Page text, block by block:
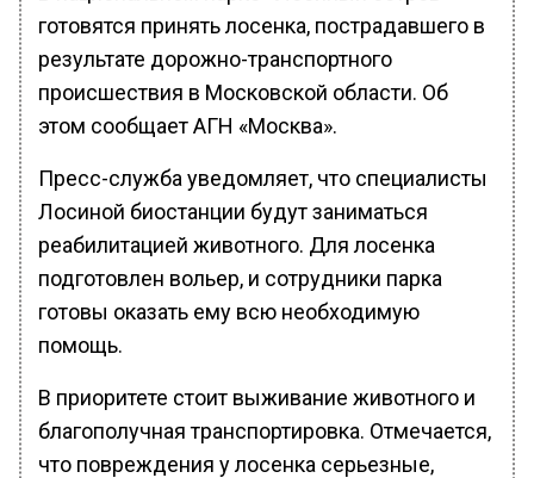
готовятся принять лосенка, пострадавшего в
результате дорожно-транспортного
происшествия в Московской области. Об
этом сообщает АГН «Москва».
Пресс-служба уведомляет, что специалисты
Лосиной биостанции будут заниматься
реабилитацией животного. Для лосенка
подготовлен вольер, и сотрудники парка
готовы оказать ему всю необходимую
помощь.
В приоритете стоит выживание животного и
благополучная транспортировка. Отмечается,
что повреждения у лосенка серьезные,